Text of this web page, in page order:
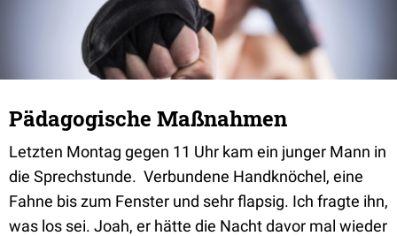
Pädagogische Maßnahmen
Letzten Montag gegen 11 Uhr kam ein junger Mann in
die Sprechstunde. Verbundene Handknöchel, eine
Fahne bis zum Fenster und sehr flapsig. Ich fragte ihn,
was los sei. Joah, er hätte die Nacht davor mal wieder